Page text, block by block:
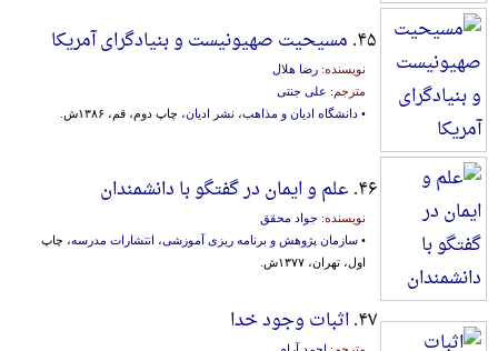
۴۵. مسیحیت صهیونیست و بنیادگرای آمریکا
نویسنده: رضا هلال
مترجم: علی جنتی
• دانشگاه ادیان و مذاهب، نشر ادیان، چاپ دوم، قم، ۱۳۸۶ش.
۴۶. علم و ایمان در گفتگو با دانشمندان
نویسنده: جواد محقق
• سازمان پژوهش و برنامه ریزی آموزشی، انتشارات مدرسه، چاپ
اول، تهران، ۱۳۷۷ش.
۴۷. اثبات وجود خدا